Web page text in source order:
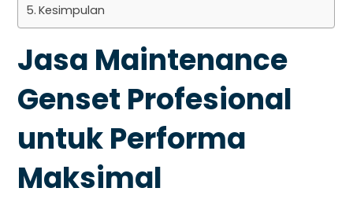
Kesimpulan
Jasa Maintenance
Genset Profesional
untuk Performa
Maksimal